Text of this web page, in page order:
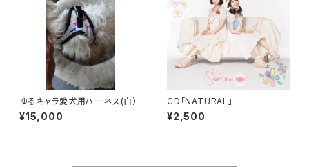
ゆるキャラ愛犬用ハーネス(白）
¥15,000
CD「NATURAL」
¥2,500